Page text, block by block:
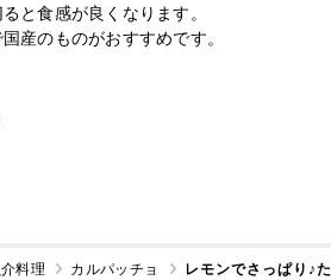
と食感が良くなります。
産のものがおすすめです。
料理 カルパッチョ レモンでさっぱり♪